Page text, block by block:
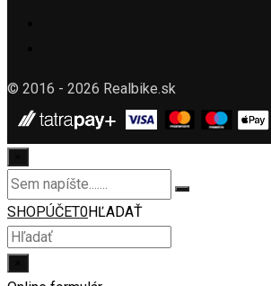
© 2016 - 2026 Realbike.sk
SHOPÚČET0HĽADAŤ